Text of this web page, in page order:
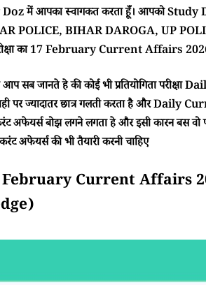
में आपका स्वागकत करता हूँ। आपको Study
POLICE, BIHAR DAROGA, UP
का 17 February Current Affairs
आप सब जानते हे की कोई भी प्रतियोगिता
पर ज्यादातर छात्र गलती करता है और Daily
अफेयर्स बोझ लगने लगता हे और इसी कारन बस वो
अफेयर्स की भी तैयारी करनी चाहिए
Current Affairs